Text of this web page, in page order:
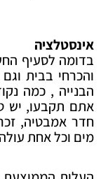
אינסטלציה
בדומה לסעיף
והכרחי בבית
הבנייה , כמה
אתם תקבעו, יש
מים וכל אחת עולה כ-